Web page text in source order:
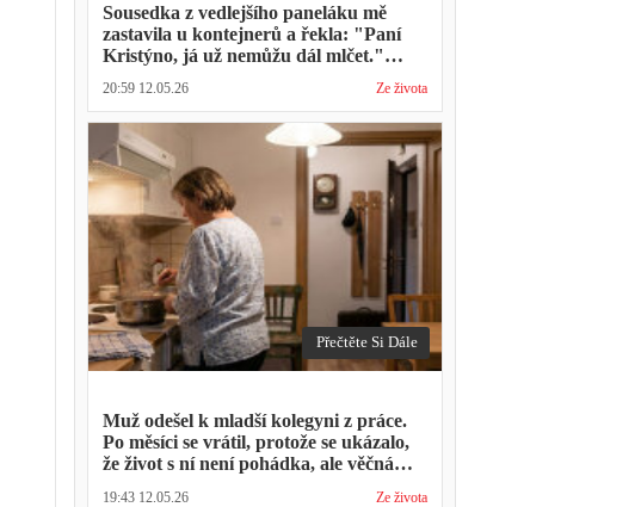
Sousedka z vedlejšího paneláku mě
zastavila u kontejnerů a řekla: "Paní
Kristýno, já už nemůžu dál mlčet."
manžela ve čtvrtky na lavičce před
lékárnou s tou samou ženou
20:59 12.05.26 Ze života
Přečtěte Si Dále
Muž odešel k mladší kolegyni z práce.
Po měsíci se vrátil, protože se ukázalo,
že život s ní není pohádka, ale věčná
19:43 12.05.26 Ze života